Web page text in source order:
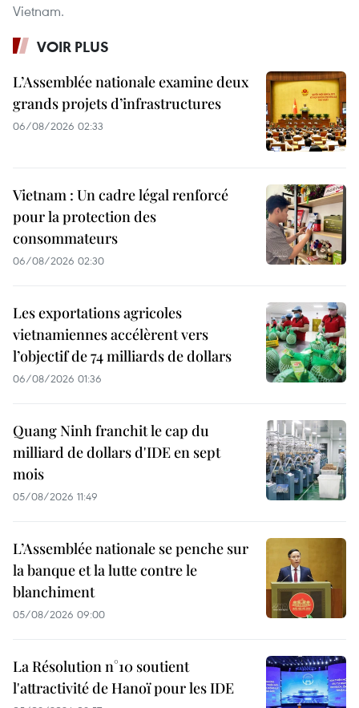
Vietnam.
VOIR PLUS
L’Assemblée nationale examine deux
grands projets d’infrastructures
06/08/2026 02:33
Vietnam : Un cadre légal renforcé
pour la protection des
consommateurs
06/08/2026 02:30
Les exportations agricoles
vietnamiennes accélèrent vers
l’objectif de 74 milliards de dollars
06/08/2026 01:36
Quang Ninh franchit le cap du
milliard de dollars d'IDE en sept
mois
05/08/2026 11:49
L’Assemblée nationale se penche sur
la banque et la lutte contre le
blanchiment
05/08/2026 09:00
La Résolution n°10 soutient
l'attractivité de Hanoï pour les IDE